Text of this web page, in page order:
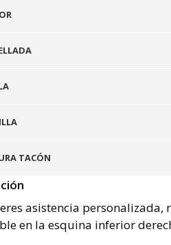
TACÓN
asistencia personalizada,
en la esquina inferior